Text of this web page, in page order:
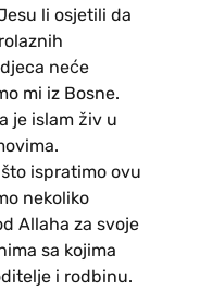
li osjetili da
neće
mi iz Bosne.
je islam živ u
ispratimo ovu
nekoliko
Allaha za svoje
sa kojima
i rodbinu.